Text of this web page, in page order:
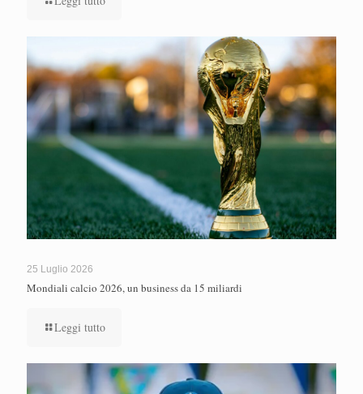
25 Luglio 2026
Mondiali calcio 2026, un business da 15 miliardi
Leggi tutto